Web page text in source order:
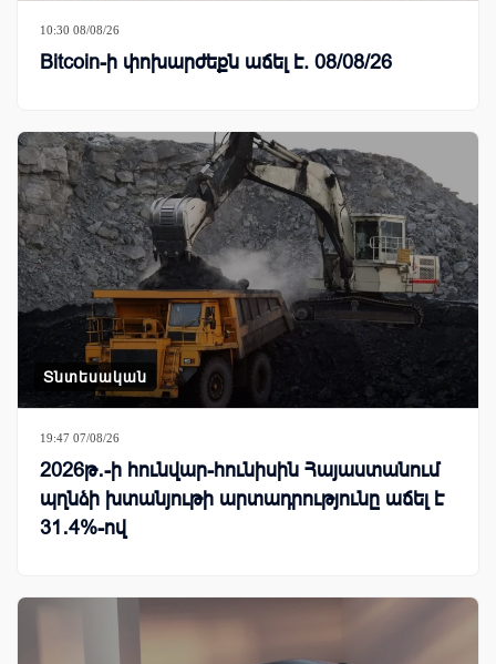
10:30 08/08/26
Bitcoin-ի փոխարժեքն աճել է. 08/08/26
Տնտեսական
19:47 07/08/26
2026թ․-ի հունվար-հունիսին Հայաստանում
պղնձի խտանյութի արտադրությունը աճել է
31․4%-ով